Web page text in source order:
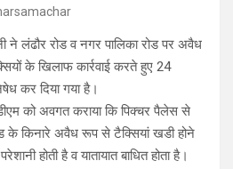
ने लंढौर रोड व नगर पालिका रोड पर अवैध
के खिलाफ कार्रवाई करते हुए 24
कर दिया गया है।
को अवगत कराया कि पिक्चर पैलेस से
के किनारे अवैध रूप से टैक्सियां खडी होने
होती है व यातायात बाधित होता है।